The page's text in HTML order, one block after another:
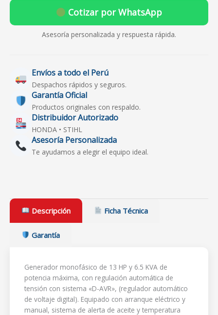
Cotizar por WhatsApp
Asesoría personalizada y respuesta rápida.
Envíos a todo el Perú
Despachos rápidos y seguros.
Garantía Oficial
Productos originales con respaldo.
Distribuidor Autorizado
HONDA • STIHL
Asesoría Personalizada
Te ayudamos a elegir el equipo ideal.
Descripción Ficha Técnica
Garantía
Generador monofásico de 13 HP y 6.5 KVA de
potencia máxima, con regulación automática de
tensión con sistema «D-AVR», (regulador automático
de voltaje digital). Equipado con arranque eléctrico y
manual, sistema de alerta de aceite y temperatura